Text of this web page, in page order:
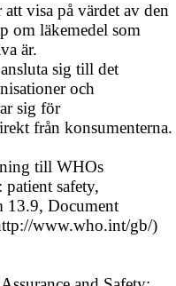
visa på värdet av den
om läkemedel som
är.
sig till det
och
sig för
från konsumenterna.
till WHOs
safety,
13.9, Document
www.who.int/gb/)